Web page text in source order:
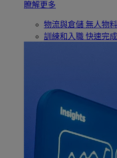
瞭解更多
物流與倉儲 無人物
訓練和入職 快速完